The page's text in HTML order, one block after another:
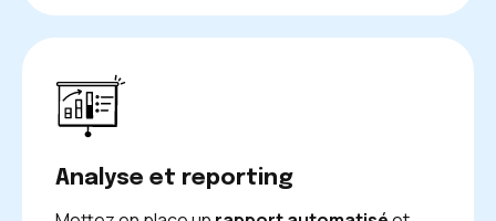
leads ayant le plus fort potentiel et d’améliorer
Analyse et reporting